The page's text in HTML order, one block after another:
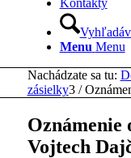
Kontakty
Menu Menu
Nachádzate sa tu:
zásielky3 /
Oznámenie
Vojtech